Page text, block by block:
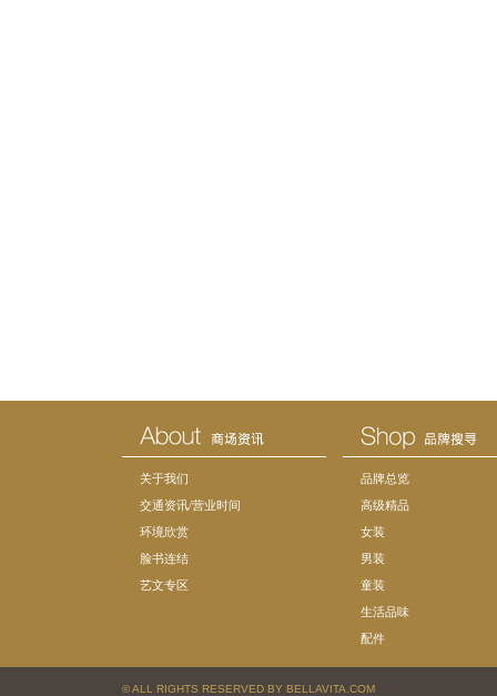
关于我们
交通资讯/营业时间
环境欣赏
脸书连结
艺文专区
品牌总览
高级精品
女装
男装
童装
生活品味
配件
© ALL RIGHTS RESERVED BY BELLAVITA.COM